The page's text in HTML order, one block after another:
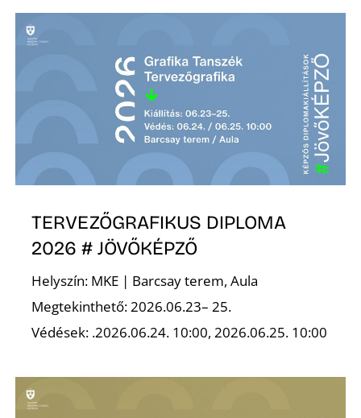
TERVEZŐGRAFIKUS DIPLOMA
2026 # JÖVŐKÉPZŐ
Helyszín: MKE | Barcsay terem, Aula
Megtekinthető: 2026.06.23– 25.
Védések: .2026.06.24. 10:00, 2026.06.25. 10:00